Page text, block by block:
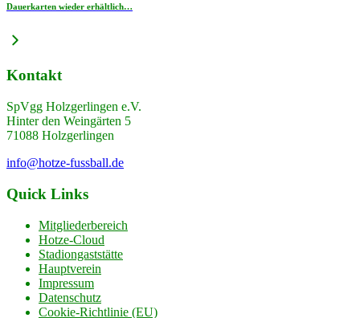
Dauerkarten wieder erhältlich…
Kontakt
SpVgg Holzgerlingen e.V.
Hinter den Weingärten 5
71088 Holzgerlingen
info@hotze-fussball.de
Quick Links
Mitgliederbereich
Hotze-Cloud
Stadiongaststätte
Hauptverein
Impressum
Datenschutz
Cookie-Richtlinie (EU)